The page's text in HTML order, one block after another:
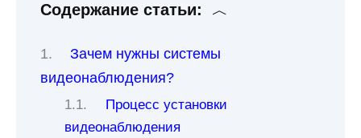
Содержание статьи:
Зачем нужны системы
видеонаблюдения?
Процесс установки
видеонаблюдения